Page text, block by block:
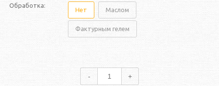
Обработка:
Нет Маслом
Фактурным гелем
- +